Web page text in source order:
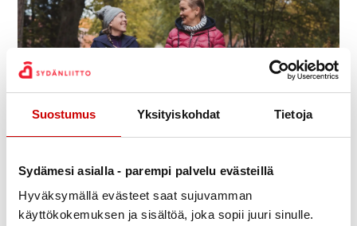
Suostumus Yksityiskohdat Tietoja
Sydämesi asialla - parempi palvelu evästeillä
Hyväksymällä evästeet saat sujuvamman
käyttökokemuksen ja sisältöä, joka sopii juuri sinulle.
Jaa Whatsapp
Jaa Facebook
Jaa TwitterJaa Linkedin
Jaa EmailJaa Print
Olemme mukana Saimaan Ladun Kanavapolku